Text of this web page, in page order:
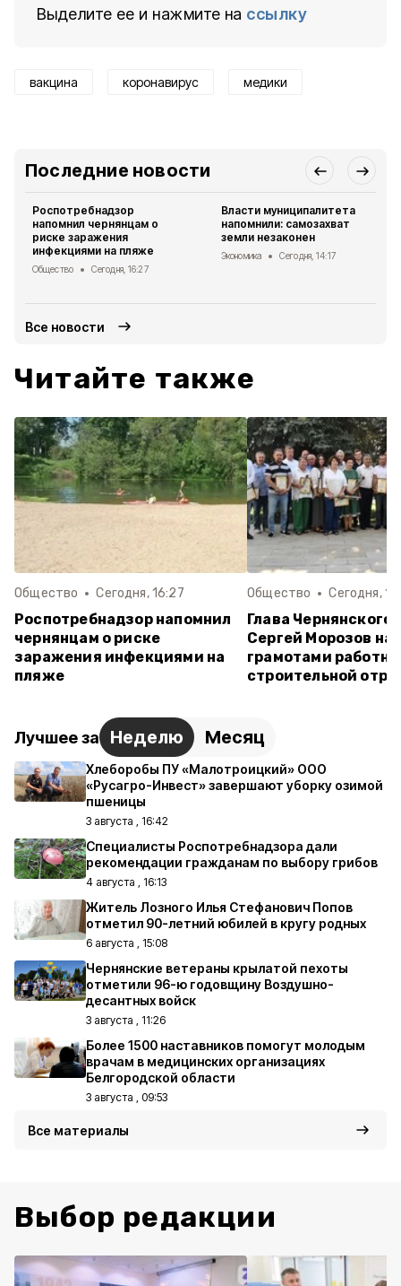
Выделите ее и нажмите на ссылку
вакцина коронавирус медики
Последние новости
Роспотребнадзор
напомнил чернянцам о
риске заражения
инфекциями на пляже
Общество Сегодня, 16:27
Власти муниципалитета
напомнили: самозахват
земли незаконен
Экономика Сегодня, 14:17
Все новости
Читайте также
Общество Сегодня, 16:27
Роспотребнадзор напомнил
чернянцам о риске
заражения инфекциями на
пляже
Общество Сегодня,
Глава Чернянского
Сергей Морозов
грамотами
строительной
Лучшее за Неделю Месяц
Хлеборобы ПУ «Малотроицкий» ООО
«Русагро-Инвест» завершают уборку озимой
пшеницы
3 августа , 16:42
Специалисты Роспотребнадзора дали
рекомендации гражданам по выбору грибов
4 августа , 16:13
Житель Лозного Илья Стефанович Попов
отметил 90-летний юбилей в кругу родных
6 августа , 15:08
Чернянские ветераны крылатой пехоты
отметили 96-ю годовщину Воздушно-
десантных войск
3 августа , 11:26
Более 1500 наставников помогут молодым
врачам в медицинских организациях
Белгородской области
3 августа , 09:53
Все материалы
Выбор редакции